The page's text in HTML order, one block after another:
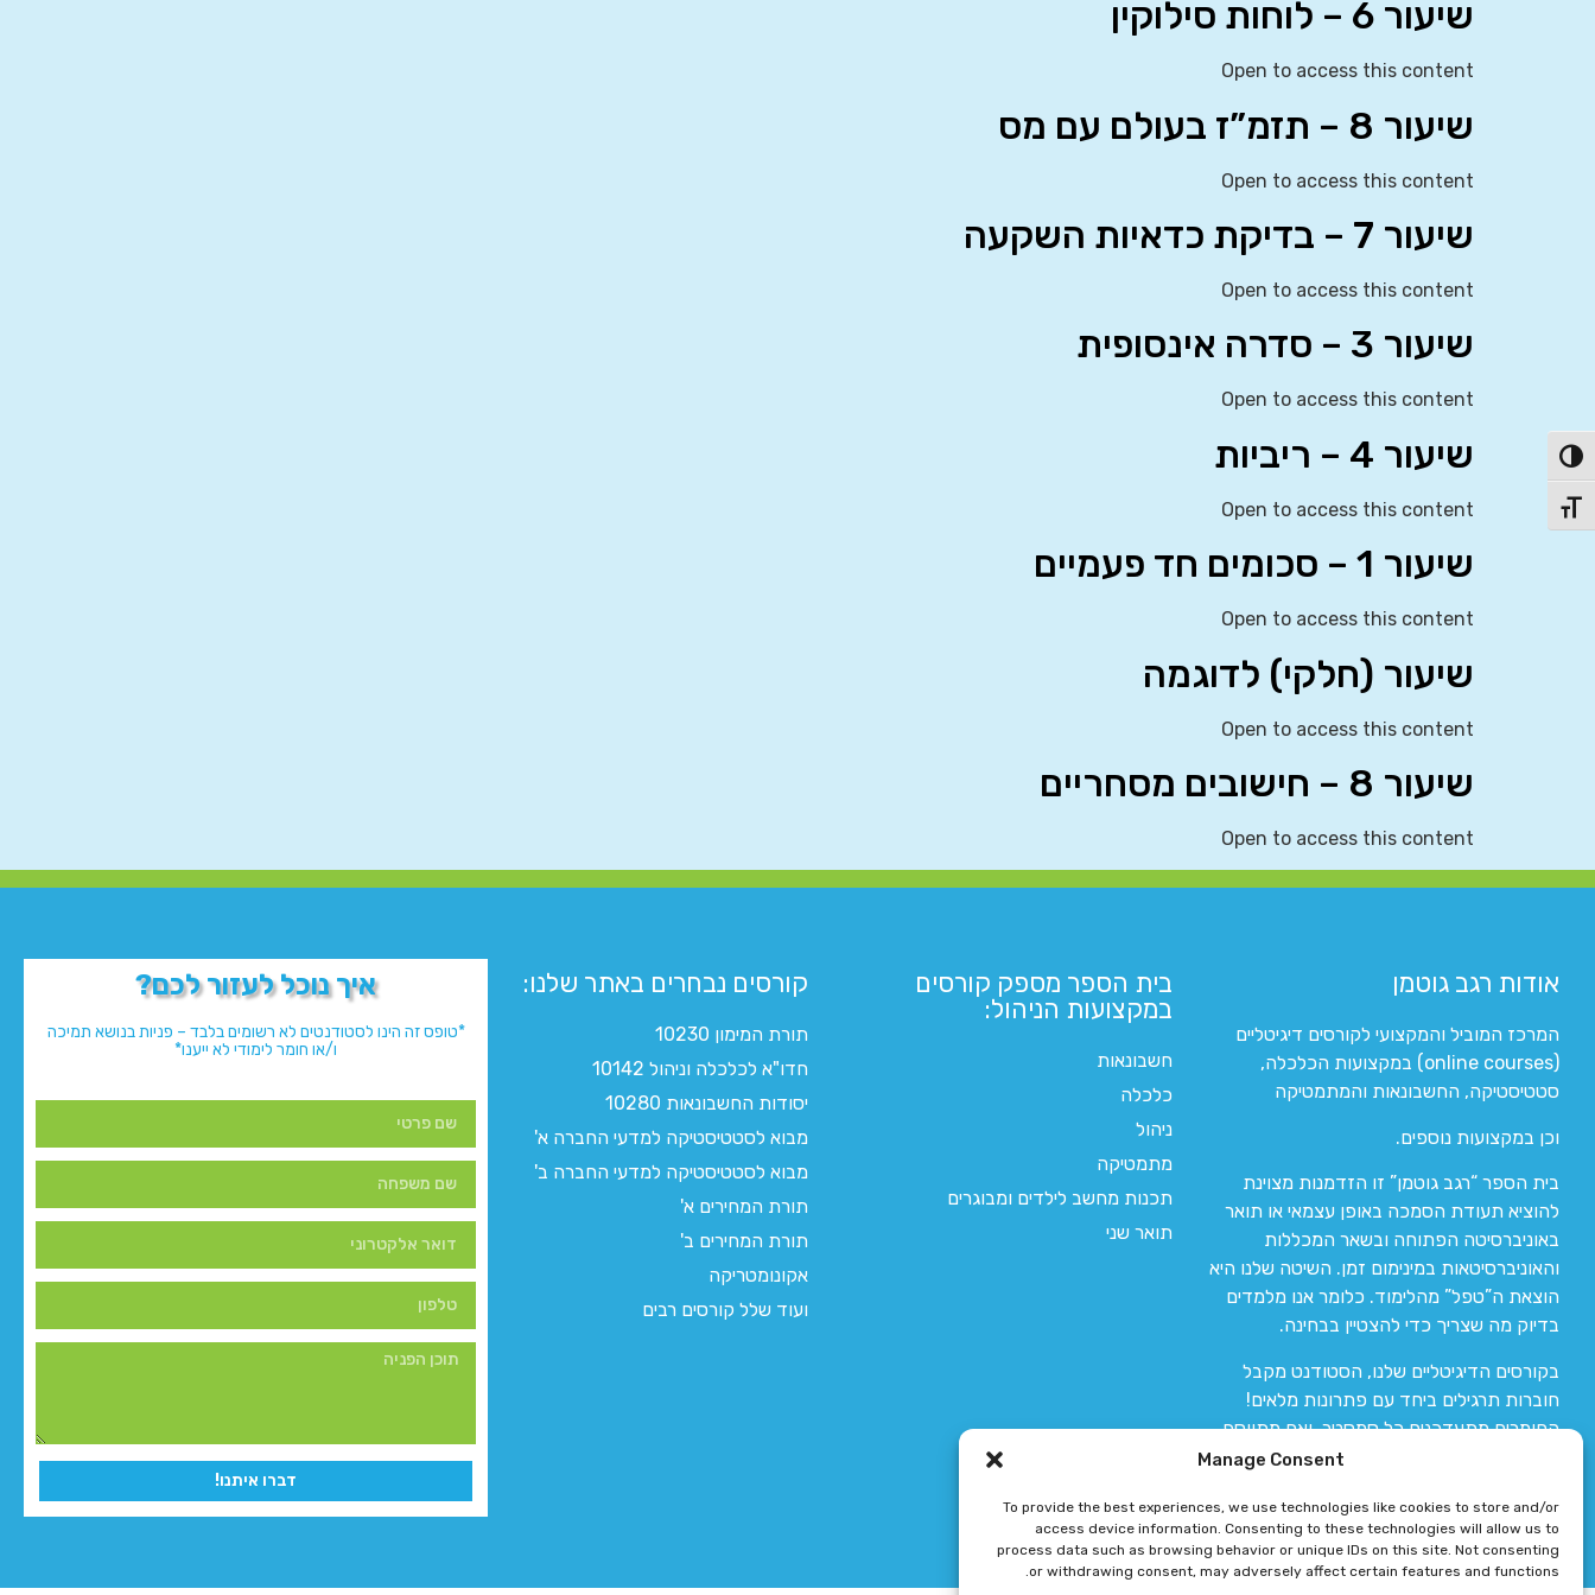
Manage Consent
To provide the best experiences, we use technologies like cookies to store and/or
access device information. Consenting to these technologies will allow us to
process data such as browsing behavior or unique IDs on this site. Not consenting
or withdrawing consent, may adversely affect certain features and functions.
הפעל/כבה ניגודיות גבוהה
מתג גודל גופן
שיעור 6 – לוחות סילוקין
Open to access this content
שיעור 8 – תזמ”ז בעולם עם מס
Open to access this content
שיעור 7 – בדיקת כדאיות השקעה
Open to access this content
שיעור 3 – סדרה אינסופית
Open to access this content
שיעור 4 – ריביות
Open to access this content
שיעור 1 – סכומים חד פעמיים
Open to access this content
שיעור (חלקי) לדוגמה
Open to access this content
שיעור 8 – חישובים מסחריים
Open to access this content
אודות רגב גוטמן
המרכז המוביל והמקצועי לקורסים דיגיטליים
(online courses) במקצועות הכלכלה,
סטטיסטיקה, החשבונאות והמתמטיקה
וכן במקצועות נוספים.
בית הספר “רגב גוטמן” זו הזדמנות מצוינת
להוציא תעודת הסמכה באופן עצמאי או תואר
באוניברסיטה הפתוחה ובשאר המכללות
והאוניברסיטאות במינימום זמן. השיטה שלנו היא
הוצאת ה”טפל” מהלימוד. כלומר אנו מלמדים
בדיוק מה שצריך כדי להצטיין בבחינה.
בקורסים הדיגיטליים שלנו, הסטודנט מקבל
חוברות תרגילים ביחד עם פתרונות מלאים!
החומרים מתעדכנים כל סמסטר, ואם מתווסף
חומר חדש אז הקורס מתעדכן יחד איתו.
בית הספר מספק קורסים
במקצועות הניהול:
חשבונאות
כלכלה
ניהול
מתמטיקה
תכנות מחשב לילדים ומבוגרים
תואר שני
קורסים נבחרים באתר שלנו:​
תורת המימון 10230
חדו"א לכלכלה וניהול 10142
יסודות החשבונאות 10280
מבוא לסטטיסטיקה למדעי החברה א'
מבוא לסטטיסטיקה למדעי החברה ב'
תורת המחירים א'
תורת המחירים ב'
אקונומטריקה
ועוד שלל קורסים רבים
איך נוכל לעזור לכם?
*טופס זה הינו לסטודנטים לא רשומים בלבד – פניות בנושא תמיכה
ו/או חומר לימודי לא ייענו*
דברו איתנו!